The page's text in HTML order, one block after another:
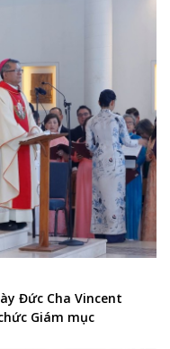
Đức Cha Vincent
Giám mục